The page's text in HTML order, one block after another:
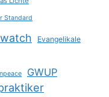
Standard
Evangelikale
GWUP